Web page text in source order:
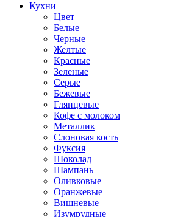
Кухни
Цвет
Белые
Черные
Желтые
Красные
Зеленые
Серые
Бежевые
Глянцевые
Кофе с молоком
Металлик
Слоновая кость
Фуксия
Шоколад
Шампань
Оливковые
Оранжевые
Вишневые
Изумрудные